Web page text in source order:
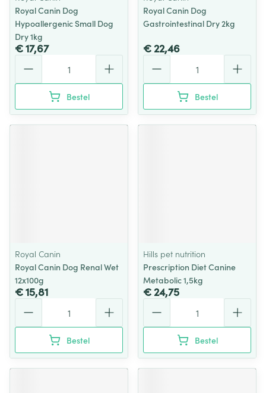
Royal Canin Dog
Hypoallergenic Small Dog
Dry 1kg
€ 17,67
Bestel
Royal Canin Dog
Gastrointestinal Dry 2kg
€ 22,46
Bestel
Royal Canin
Royal Canin Dog Renal Wet
12x100g
€ 15,81
Bestel
Hills pet nutrition
Prescription Diet Canine
Metabolic 1,5kg
€ 24,75
Bestel